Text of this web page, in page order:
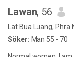
Lawan, 56
Lat Bua Luang,
Söker: Man 55 - 70